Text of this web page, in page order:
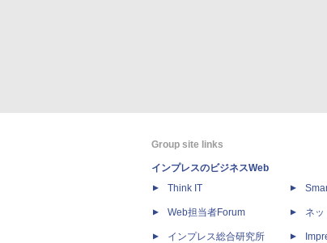
Group site links
インプレスのビジネスWeb
Think IT
Web担当者Forum
インプレス総合研究所
ネ